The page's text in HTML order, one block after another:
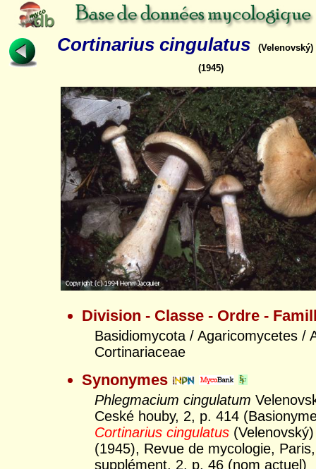
Cortinarius cingulatus
(1945)
Division - Classe - Ordre -
Basidiomycota / Agaricomycetes /
Cortinariaceae
Synonymes
Phlegmacium cingulatum
Ceské houby, 2, p. 414
Cortinarius cingulatus
(1945), Revue de mycologie,
supplément, 2, p. 46 (nom actuel)